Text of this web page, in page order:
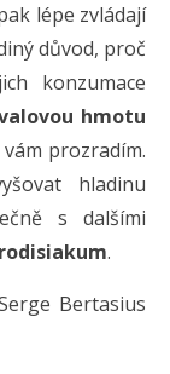
lépe zvládají
důvod, proč
konzumace
hmotu
prozradím.
hladinu
s dalšími
.
Bertasius